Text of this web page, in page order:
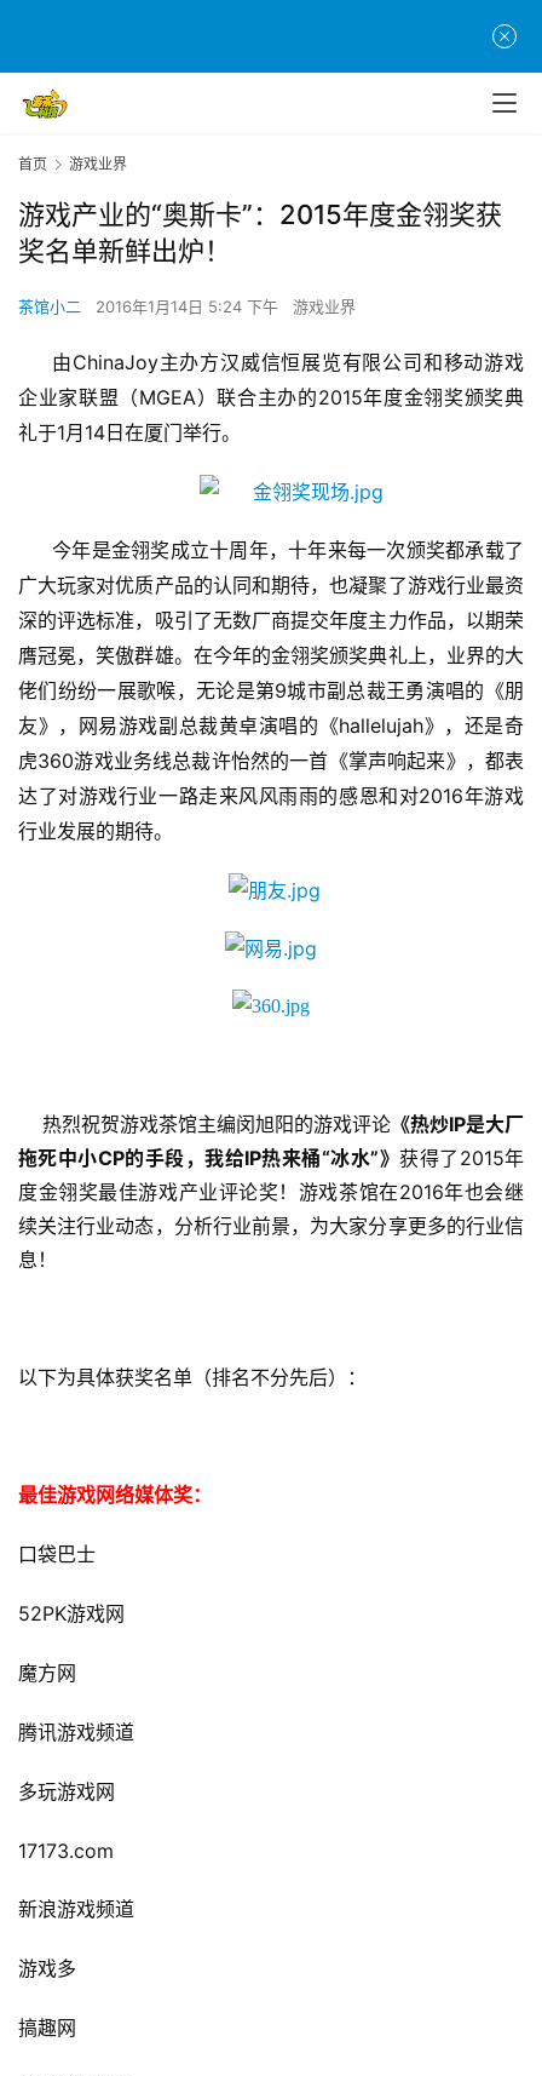
首页 游戏业界
游戏产业的“奥斯卡”：2015年度金翎奖获
奖名单新鲜出炉！
茶馆小二 2016年1月14日 5:24 下午 游戏业界
由ChinaJoy主办方汉威信恒展览有限公司和移动游戏
企业家联盟（MGEA）联合主办的2015年度金翎奖颁奖典
礼于1月 14 日在厦门举行。
今年是金翎奖成立十周年，十年来每一次颁奖都承载了
广大玩家对优质产品的认同和期待，也凝聚了游戏行业最资
深的评选标准，吸引了无数厂商提交年度主力作品，以期荣
膺冠冕，笑傲群雄。在今年的金翎奖颁奖典礼上，业界的大
佬们纷纷一展歌喉，无论是第9城市副总裁王勇演唱的《朋
友》，网易游戏副总裁黄卓演唱的《hallelujah》，还是奇
虎360游戏业务线总裁许怡然的一首《掌声响起来》，都表
达了对游戏行业一路走来风风雨雨的感恩和对2016年游戏
行业发展的期待。
热烈祝贺游戏茶馆主编闵旭阳的游戏评论 《热炒IP是大厂
拖死中小CP的手段，我给IP热来桶“冰水”》获得了2015年
度金翎奖最佳游戏产业评论奖！游戏茶馆在2016年也会继
续关注行业动态，分析行业前景，为大家分享更多的行业信
息！
以下为具体获奖名单（排名不分先后）：
最佳游戏网络媒体奖：
口袋巴士
52PK游戏网
魔方网
腾讯游戏频道
多玩游戏网
17173.com
新浪游戏频道
游戏多
搞趣网